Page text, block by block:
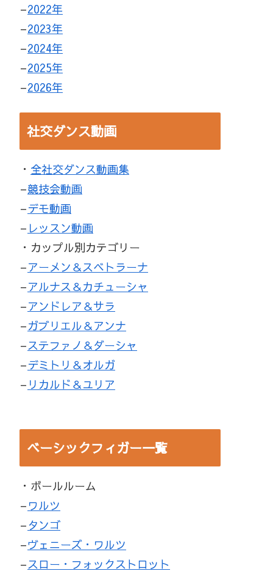
–2022年
–2023年
–2024年
–2025年
–2026年
社交ダンス動画
・ 全社交ダンス動画集
–競技会動画
–デモ動画
– レッスン動画
・カップル別カテゴリー
–アーメン＆スベトラーナ
–アルナス＆カチューシャ
–アンドレア＆サラ
–ガブリエル＆アンナ
–ステファノ＆ダーシャ
–デミトリ＆オルガ
– リカルド＆ユリア
ベーシックフィガー一覧
・ボールルーム
– ワルツ
– タンゴ
–ヴェニーズ・ワルツ
–スロー・フォックストロット